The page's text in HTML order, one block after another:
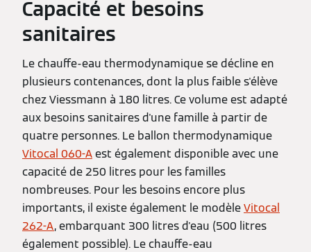
Capacité et besoins
sanitaires
Le chauffe-eau thermodynamique se décline en
plusieurs contenances, dont la plus faible s'élève
chez Viessmann à 180 litres. Ce volume est adapté
aux besoins sanitaires d'une famille à partir de
quatre personnes. Le ballon thermodynamique
Vitocal 060-Aest également disponible avec une
capacité de 250 litres pour les familles
nombreuses. Pour les besoins encore plus
importants, il existe également le modèleVitocal
262-A, embarquant 300 litres d'eau (500 litres
également possible). Le chauffe-eau